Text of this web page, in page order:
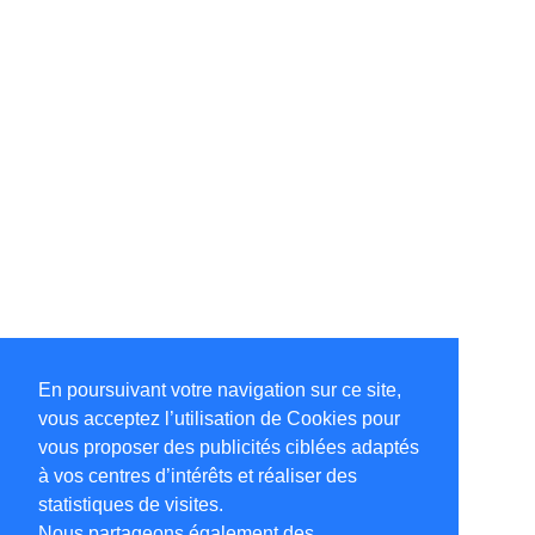
En poursuivant votre navigation sur ce site,
vous acceptez l’utilisation de Cookies pour
vous proposer des publicités ciblées adaptés
à vos centres d’intérêts et réaliser des
statistiques de visites.